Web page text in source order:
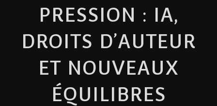
PRESSION : IA,
DROITS D’AUTEUR
ET NOUVEAUX
ÉQUILIBRES